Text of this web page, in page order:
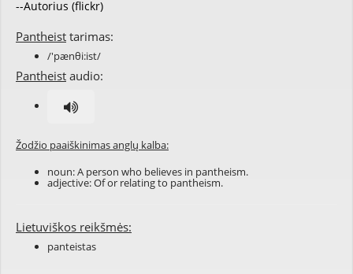
--Autorius (flickr)
Pantheist tarimas:
/'pænθi:ist/
Pantheist audio:
Žodžio paaiškinimas anglų kalba:
noun: A person who believes in pantheism.
adjective: Of or relating to pantheism.
Lietuviškos reikšmės:
panteistas